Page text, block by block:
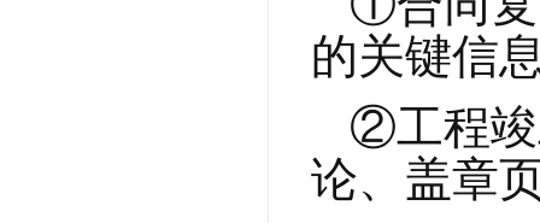
的关键信
②工程竣
论、盖章